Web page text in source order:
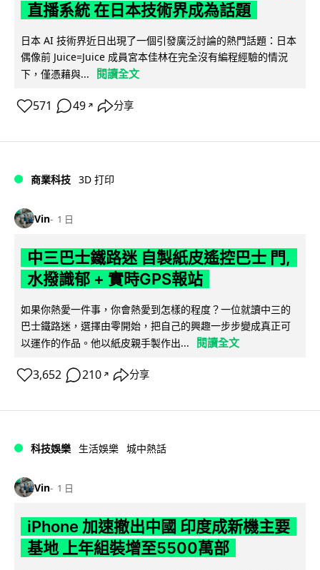
直播系統 在日本技術界成為話題
日本 AI 技術界近日出現了一個引發廣泛討論的熱門話題：日本
偶像前 Juice=Juice 成員宮本佳林在完全沒有編程經驗的情況
下，僅憑藉與...
閱讀全文
571 49 ↗ 分享
商業科技 3D 打印
Vin 1 日
中三巴士鐵路迷 自製紙皮遙控巴士 門,
水撥識郁 + 實時GPS報站
如果你熱愛一件事，你會熱愛到怎樣的程度？一位就讀中三的
巴士鐵路迷，選擇由零開始，把自己的興趣一步步變成真正可
以運作的作品。他以紙皮親手製作出...
閱讀全文
3,652 210 ↗ 分享
科技娛樂 生活娛樂 城中熱話
Vin 1 日
iPhone 加速撤出中國 印度成新機主要
基地 上年組裝增至5500萬部